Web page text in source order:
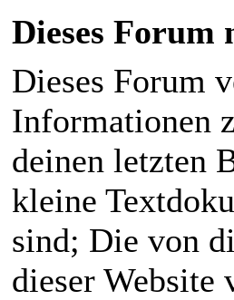
Dieses Forum
Dieses Forum
Informationen
deinen letzten
kleine
sind; Die von
dieser Website